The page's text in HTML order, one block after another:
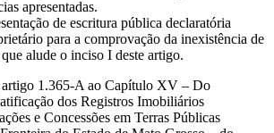
apresentadas.
de escritura pública declaratória
para a comprovação da inexistência de
alude o inciso I deste artigo.
artigo 1.365-A ao Capítulo XV – Do
dos Registros Imobiliários
e Concessões em Terras Públicas